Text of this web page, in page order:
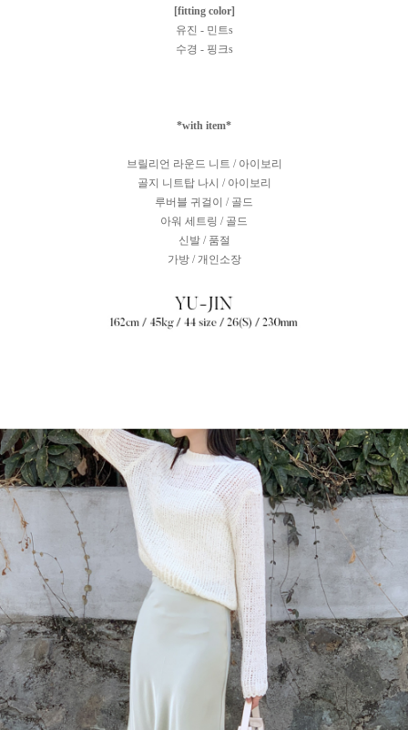
[fitting color]
유진 - 민트s
수경 - 핑크s
*with item*
브릴리언 라운드 니트 / 아이보리
골지 니트탑 나시 / 아이보리
루버블 귀걸이 / 골드
아워 세트링 / 골드
신발 / 품절
가방 / 개인소장